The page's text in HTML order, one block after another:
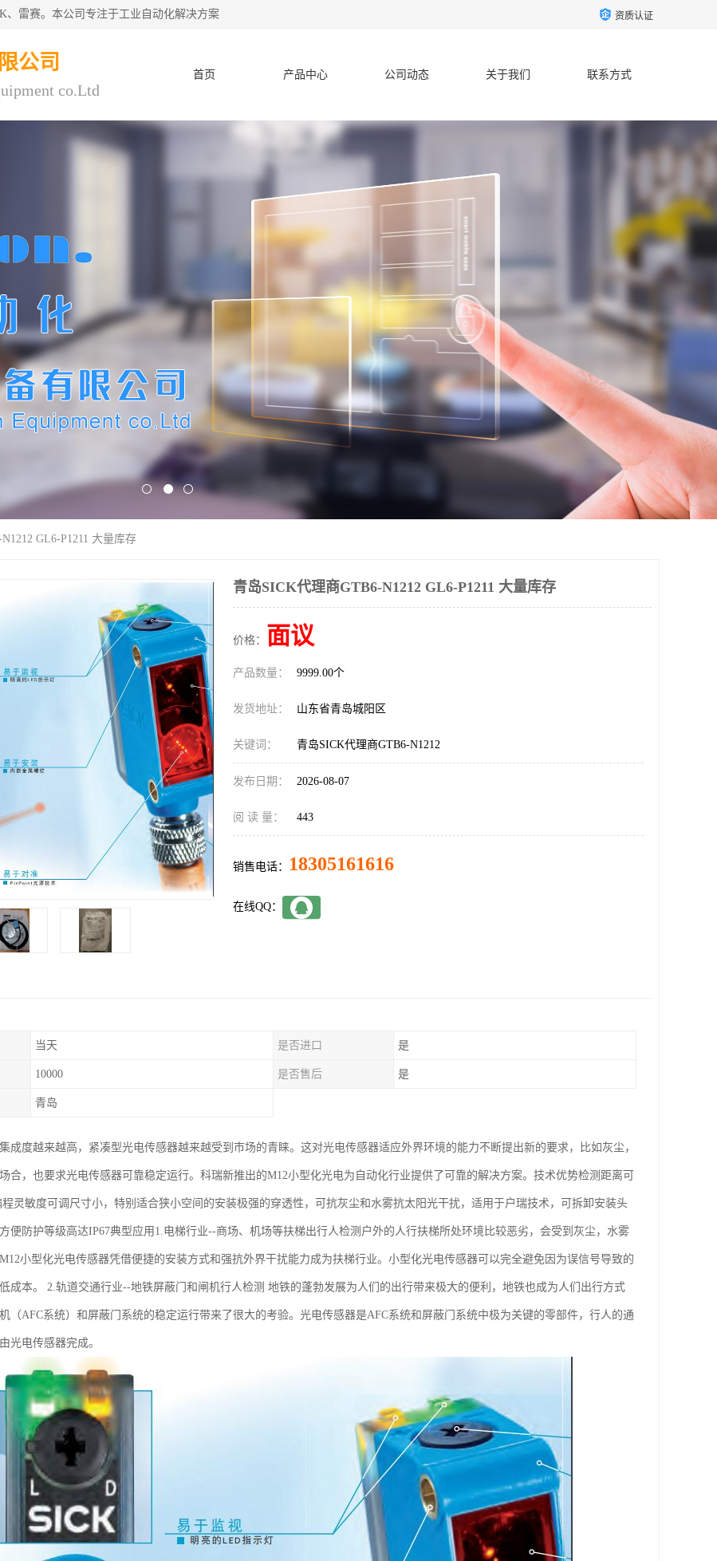
、雷赛。本公司专注于工业自动化解决方案 资质认证
公司
co.Ltd
首页 产品中心 公司动态 关于我们 联系方式
GL6-P1211 大量库存
青岛SICK代理商GTB6-N1212 GL6-P1211 大量库存
价格： 面议
产品数量： 9999.00个
发货地址： 山东省青岛城阳区
关键词： 青岛SICK代理商GTB6-N1212
发布日期： 2026-08-07
阅 读 量： 443
销售电话： 18305161616
在线QQ：
当天 是否进口 是
10000 是否售后 是
青岛
成度越来越高，紧凑型光电传感器越来越受到市场的青睐。这对光电传感器适应外界环境的能力不断提出新的要求，比如灰尘，
合，也要求光电传感器可靠稳定运行。科瑞新推出的M12小型化光电为自动化行业提供了可靠的解决方案。技术优势检测距离可
灵敏度可调尺寸小，特别适合狭小空间的安装极强的穿透性，可抗灰尘和水雾抗太阳光干扰，适用于户瑞技术，可拆卸安装头
便防护等级高达IP67典型应用1.电梯行业--商场、机场等扶梯出行人检测户外的人行扶梯所处环境比较恶劣，会受到灰尘，水雾
小型化光电传感器凭借便捷的安装方式和强抗外界干扰能力成为扶梯行业。小型化光电传感器可以完全避免因为误信号导致的
成本。 2.轨道交通行业--地铁屏蔽门和闸机行人检测 地铁的蓬勃发展为人们的出行带来极大的便利，地铁也成为人们出行方式
（AFC系统）和屏蔽门系统的稳定运行带来了很大的考验。光电传感器是AFC系统和屏蔽门系统中极为关键的零部件，行人的通
光电传感器完成。